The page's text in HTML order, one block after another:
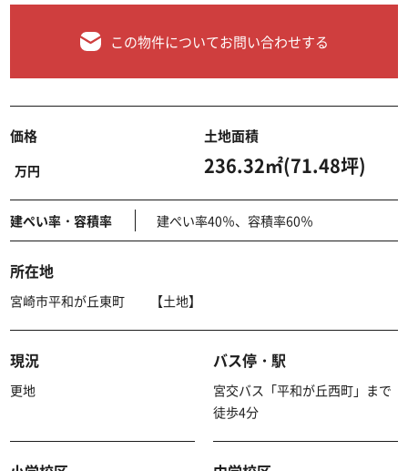
この物件についてお問い合わせする
価格
万円
土地面積
236.32㎡(71.48坪)
建ぺい率・容積率 建ぺい率40％、容積率60％
所在地
宮崎市平和が丘東町 【土地】
現況
更地
バス停・駅
宮交バス「平和が丘西町」まで
徒歩4分